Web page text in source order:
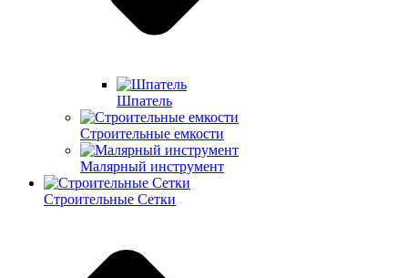
Шпатель
Строительные емкости
Малярный инструмент
Строительные Сетки